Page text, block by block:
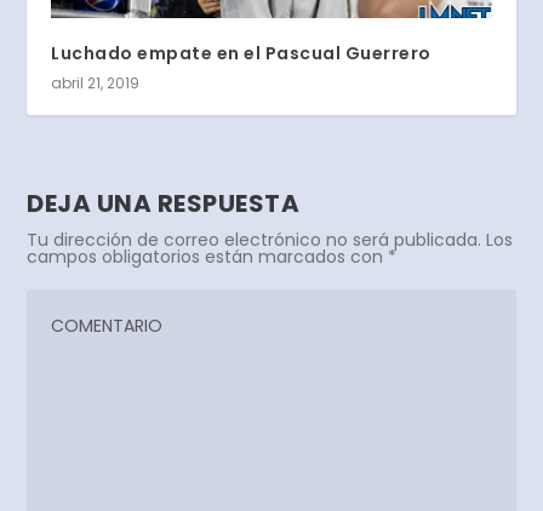
Luchado empate en el Pascual Guerrero
abril 21, 2019
DEJA UNA RESPUESTA
Tu dirección de correo electrónico no será publicada. Los
campos obligatorios están marcados con *